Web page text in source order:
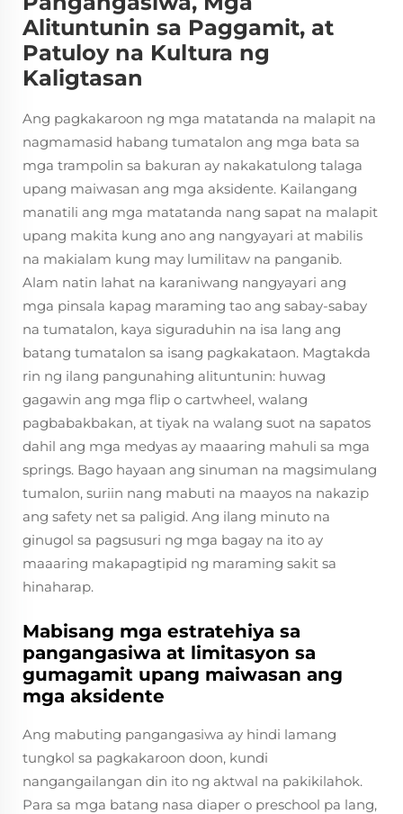
Alituntunin sa Paggamit, at
Patuloy na Kultura ng
Kaligtasan
Ang pagkakaroon ng mga matatanda na malapit na
nagmamasid habang tumatalon ang mga bata sa
mga trampolin sa bakuran ay nakakatulong talaga
upang maiwasan ang mga aksidente. Kailangang
manatili ang mga matatanda nang sapat na malapit
upang makita kung ano ang nangyayari at mabilis
na makialam kung may lumilitaw na panganib.
Alam natin lahat na karaniwang nangyayari ang
mga pinsala kapag maraming tao ang sabay-sabay
na tumatalon, kaya siguraduhin na isa lang ang
batang tumatalon sa isang pagkakataon. Magtakda
rin ng ilang pangunahing alituntunin: huwag
gagawin ang mga flip o cartwheel, walang
pagbabakbakan, at tiyak na walang suot na sapatos
dahil ang mga medyas ay maaaring mahuli sa mga
springs. Bago hayaan ang sinuman na magsimulang
tumalon, suriin nang mabuti na maayos na nakazip
ang safety net sa paligid. Ang ilang minuto na
ginugol sa pagsusuri ng mga bagay na ito ay
maaaring makapagtipid ng maraming sakit sa
hinaharap.
Mabisang mga estratehiya sa
pangangasiwa at limitasyon sa
gumagamit upang maiwasan ang
mga aksidente
Ang mabuting pangangasiwa ay hindi lamang
tungkol sa pagkakaroon doon, kundi
nangangailangan din ito ng aktwal na pakikilahok.
Para sa mga batang nasa diaper o preschool pa lang,